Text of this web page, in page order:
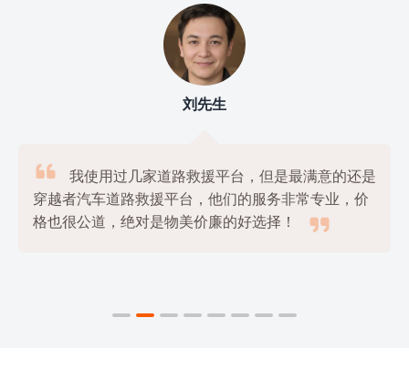
刘先生

我使用过几家道路救援平台，但是最满意的还是
穿越者汽车道路救援平台，他们的服务非常专业，价
格也很公道，绝对是物美价廉的好选择！
